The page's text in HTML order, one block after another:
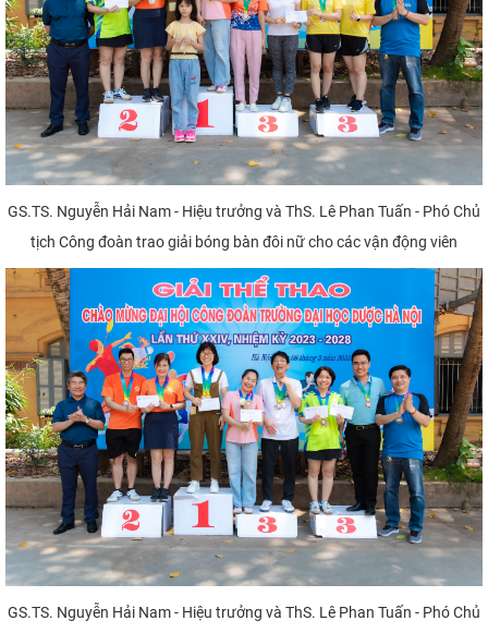
GS.TS. Nguyễn Hải Nam - Hiệu trưởng và ThS. Lê Phan Tuấn - Phó Chủ
tịch Công đoàn trao giải bóng bàn đôi nữ cho các vận động viên
GS.TS. Nguyễn Hải Nam - Hiệu trưởng và ThS. Lê Phan Tuấn - Phó Chủ